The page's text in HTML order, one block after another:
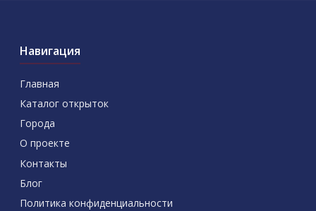
Навигация
Главная
Каталог открыток
Города
О проекте
Контакты
Блог
Политика конфиденциальности